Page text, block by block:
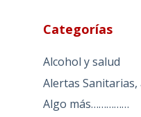
Categorías
Alcohol y salud
Alertas
Algo más……………